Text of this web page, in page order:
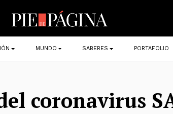
MUNDO SABERES PORTAFOLIO
coronavirus